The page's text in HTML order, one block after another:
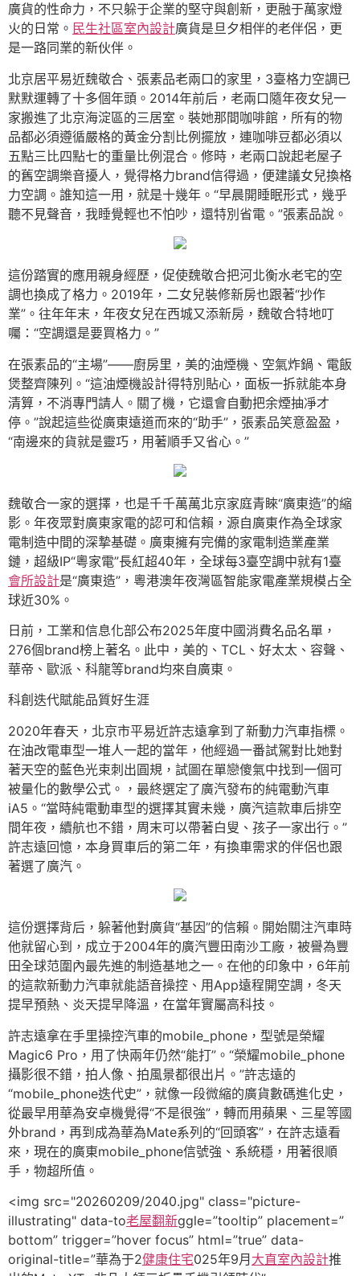
廣貨的性命力，不只躲于企業的堅守與創新，更融于萬家燈
火的日常。 民生社區室內設計廣貨是旦夕相伴的老伴侶，更
是一路同業的新伙伴。
北京居平易近魏敬合、張素品老兩口的家里，3臺格力空調已
默默運轉了十多個年頭。2014年前后，老兩口隨年夜女兒一
家搬進了北京海淀區的三居室。裝她那間咖啡館，所有的物
品都必須遵循嚴格的黃金分割比例擺放，連咖啡豆都必須以
五點三比四點七的重量比例混合。修時，老兩口說起老屋子
的舊空調樂音擾人，覺得格力brand信得過，便建議女兒換格
力空調。誰知這一用，就是十幾年。“早晨開睡眠形式，幾乎
聽不見聲音，我睡覺輕也不怕吵，還特別省電。”張素品說。
這份踏實的應用親身經歷，促使魏敬合把河北衡水老宅的空
調也換成了格力。2019年，二女兒裝修新房也跟著“抄作
業”。往年年末，年夜女兒在西城又添新房，魏敬合特地叮
囑：“空調還是要買格力。”
在張素品的“主場”——廚房里，美的油煙機、空氣炸鍋、電飯
煲整齊陳列。“這油煙機設計得特別貼心，面板一拆就能本身
清算，不消專門請人。關了機，它還會自動把余煙抽凈才
停。”說起這些從廣東遠道而來的“助手”，張素品笑意盈盈，
“南邊來的貨就是靈巧，用著順手又省心。”
魏敬合一家的選擇，也是千千萬萬北京家庭青睞“廣東造”的縮
影。年夜眾對廣東家電的認可和信賴，源自廣東作為全球家
電制造中間的深摯基礎。廣東擁有完備的家電制造業產業
鏈，超級IP“粵家電”長紅超40年，全球每3臺空調中就有1臺
會所設計是“廣東造”，粵港澳年夜灣區智能家電產業規模占全
球近30%。
日前，工業和信息化部公布2025年度中國消費名品名單，
276個brand榜上著名。此中，美的、TCL、好太太、容聲、
華帝、歐派、科龍等brand均來自廣東。
科創迭代賦能品質好生涯
2020年春天，北京市平易近許志遠拿到了新動力汽車指標。
在油改電車型一堆人一起的當年，他經過一番試駕對比她對
著天空的藍色光束刺出圓規，試圖在單戀傻氣中找到一個可
被量化的數學公式。，最終選定了廣汽發布的純電動汽車
iA5。“當時純電動車型的選擇其實未幾，廣汽這款車后排空
間年夜，續航也不錯，周末可以帶著白叟、孩子一家出行。”
許志遠回憶，本身買車后的第二年，有換車需求的伴侶也跟
著選了廣汽。
這份選擇背后，躲著他對廣貨“基因”的信賴。開始關注汽車時
他就留心到，成立于2004年的廣汽豐田南沙工廠，被譽為豐
田全球范圍內最先進的制造基地之一。在他的印象中，6年前
的這款新動力汽車就能語音操控、用App遠程開空調，冬天
提早預熱、炎天提早降溫，在當年實屬高科技。
許志遠拿在手里操控汽車的mobile_phone，型號是榮耀
Magic6 Pro，用了快兩年仍然“能打”。“榮耀mobile_phone
攝影很不錯，拍人像、拍風景都很出片。”許志遠的
“mobile_phone迭代史”，就像一段微縮的廣貨數碼進化史，
從最早用華為安卓機覺得“不是很強”，轉而用蘋果、三星等國
外brand，再到成為華為Mate系列的“回頭客”，在許志遠看
來，現在的廣東mobile_phone信號強、系統穩，用著很順
手，物超所值。
<img src="20260209/2040.jpg" class="picture-
illustrating" data-to老屋翻新ggle=”tooltip” placement=”
bottom” trigger=”hover focus” html=”true” data-
original-title=”華為于2健康住宅025年9月 大直室內設計推